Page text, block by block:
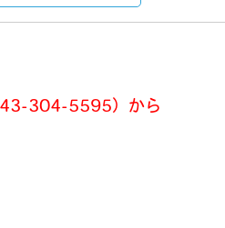
304-5595）から